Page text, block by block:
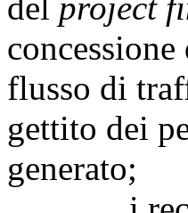
flusso di
gettito dei
generato;